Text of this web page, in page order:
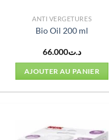
ANTI VERGETURES
Bio Oil 200 ml
د.ت66.000
AJOUTER AU PANIER